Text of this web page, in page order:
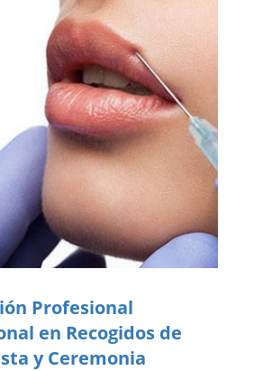
Profesional
en Recogidos de
y Ceremonia